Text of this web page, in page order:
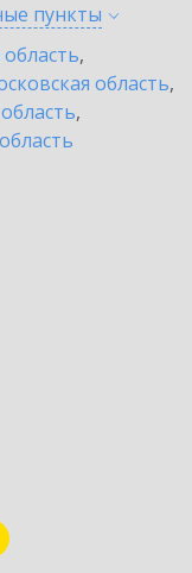
пункты
,
область,
,